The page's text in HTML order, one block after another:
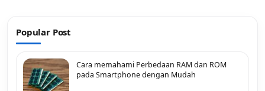
Popular Post
Cara memahami Perbedaan RAM dan ROM
pada Smartphone dengan Mudah